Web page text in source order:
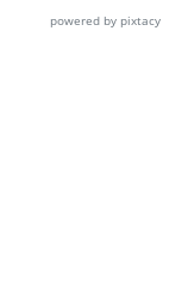
powered by pixtacy